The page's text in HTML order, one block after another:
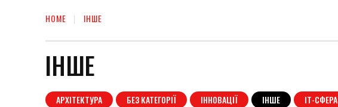
HOME ІНШЕ
ІНШЕ
АРХІТЕКТУРА БЕЗ КАТЕГОРІЇ ІННОВАЦІЇ ІНШЕ ІТ-СФЕРА